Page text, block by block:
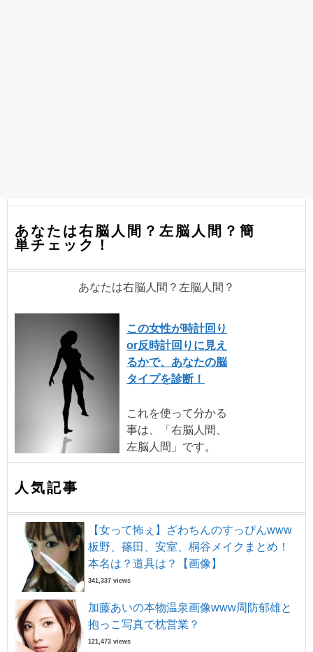
あなたは右脳人間？左脳人間？簡
単チェック！
あなたは右脳人間？左脳人間？
この女性が時計回り
or反時計回りに見え
るかで、あなたの脳
タイプを診断！
これを使って分かる
事は、「右脳人間、
左脳人間」です。
人気記事
【女って怖ぇ】ざわちんのすっぴんwww
板野、篠田、安室、桐谷メイクまとめ！
本名は？道具は？【画像】
341,337 views
加藤あいの本物温泉画像www周防郁雄と
抱っこ写真で枕営業？
121,473 views